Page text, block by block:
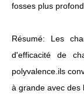
fosses plus
Résumé: Les
d'efficacité de
polyvalence.ils
à grande avec des